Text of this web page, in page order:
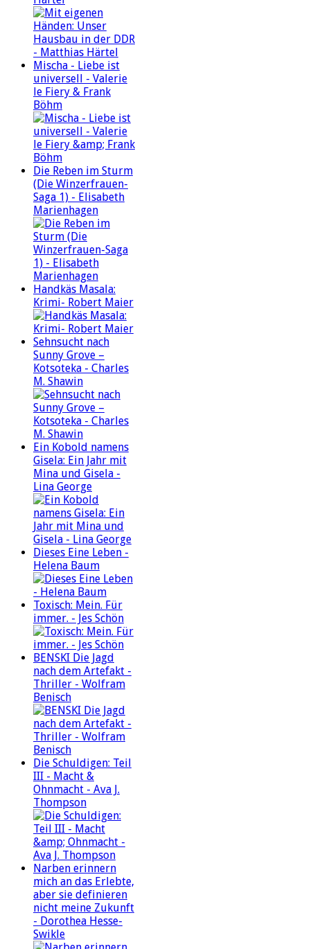
Mischa - Liebe ist
universell - Valerie
le Fiery & Frank
Böhm
Die Reben im Sturm
(Die Winzerfrauen-
Saga 1) - Elisabeth
Marienhagen
Handkäs Masala:
Krimi- Robert Maier
Sehnsucht nach
Sunny Grove –
Kotsoteka - Charles
M. Shawin
Ein Kobold namens
Gisela: Ein Jahr mit
Mina und Gisela -
Lina George
Dieses Eine Leben -
Helena Baum
Toxisch: Mein. Für
immer. - Jes Schön
BENSKI Die Jagd
nach dem Artefakt -
Thriller - Wolfram
Benisch
Die Schuldigen: Teil
III - Macht &
Ohnmacht - Ava J.
Thompson
Narben erinnern
mich an das Erlebte,
aber sie definieren
nicht meine Zukunft
- Dorothea Hesse-
Swikle